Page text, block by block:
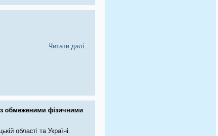
Читати далі...
обмеженими фізичними
області та Україні.